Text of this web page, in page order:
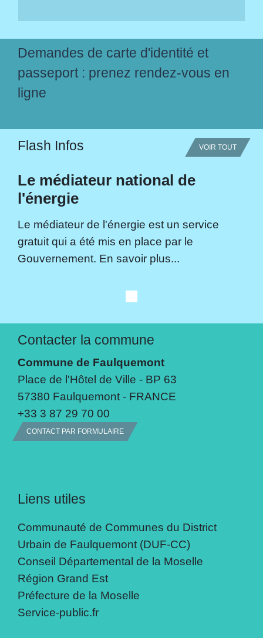
Demandes de carte d'identité et
passeport : prenez rendez-vous en
ligne
Flash Infos VOIR TOUT
Le médiateur national de
l'énergie
Le médiateur de l'énergie est un service
gratuit qui a été mis en place par le
Gouvernement. En savoir plus...
Contacter la commune
Commune de Faulquemont
Place de l'Hôtel de Ville - BP 63
57380 Faulquemont - FRANCE
+33 3 87 29 70 00
CONTACT PAR FORMULAIRE
Liens utiles
Communauté de Communes du District
Urbain de Faulquemont (DUF-CC)
Conseil Départemental de la Moselle
Région Grand Est
Préfecture de la Moselle
Service-public.fr